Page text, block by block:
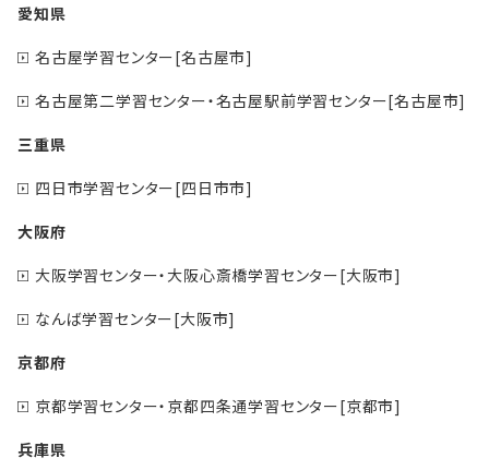
愛知県
名古屋学習センター[名古屋市]
名古屋第二学習センター・名古屋駅前学習センター[名古屋市]
三重県
四日市学習センター[四日市市]
大阪府
大阪学習センター・大阪心斎橋学習センター[大阪市]
なんば学習センター[大阪市]
京都府
京都学習センター・京都四条通学習センター[京都市]
兵庫県